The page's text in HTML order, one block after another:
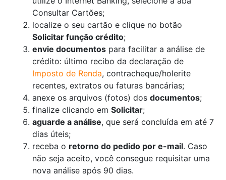
Consultar Cartões;
localize o seu cartão e clique no botão
Solicitar função crédito;
envie documentos para facilitar a análise de
crédito: último recibo da declaração de
Imposto de Renda, contracheque/holerite
recentes, extratos ou faturas bancárias;
anexe os arquivos (fotos) dos documentos;
finalize clicando em Solicitar;
aguarde a análise, que será concluída em até 7
dias úteis;
receba o retorno do pedido por e-mail. Caso
não seja aceito, você consegue requisitar uma
nova análise após 90 dias.